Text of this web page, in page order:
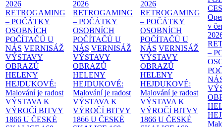
2026
RETROGAMING
– POČÁTKY
OSOBNÍCH
POČÍTAČŮ U
NÁS VERNISÁŽ
VÝSTAVY
OBRAZŮ
HELENY
HEJDUKOVÉ:
Malování je radost
VÝSTAVA K
VÝROČÍ BITVY
1866 U ČESKÉ
2026
RETROGAMING
– POČÁTKY
OSOBNÍCH
POČÍTAČŮ U
NÁS VERNISÁŽ
VÝSTAVY
OBRAZŮ
HELENY
HEJDUKOVÉ:
Malování je radost
VÝSTAVA K
VÝROČÍ BITVY
1866 U ČESKÉ
2026
RETROGAMING
– POČÁTKY
OSOBNÍCH
POČÍTAČŮ U
NÁS VERNISÁŽ
VÝSTAVY
OBRAZŮ
HELENY
HEJDUKOVÉ:
Malování je radost
VÝSTAVA K
VÝROČÍ BITVY
1866 U ČESKÉ
v
–